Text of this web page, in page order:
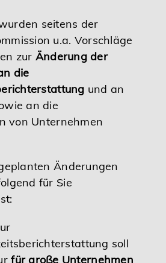
seitens der
u.a. Vorschläge
zur Änderung der
die
und an
an die
von Unternehmen
Änderungen
für Sie
soll
für große Unternehmen